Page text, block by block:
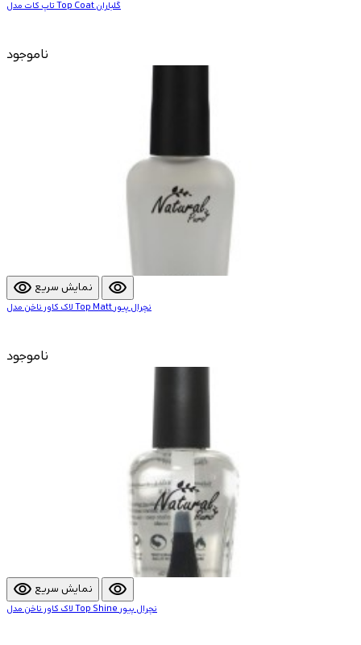
تاپ کات مدل Top Coat گلباران
ناموجود
visibility نمایش سریع visibility
لاک کاور ناخن مدل Top Matt نچرال پیور
ناموجود
visibility نمایش سریع visibility
لاک کاور ناخن مدل Top Shine نچرال پیور